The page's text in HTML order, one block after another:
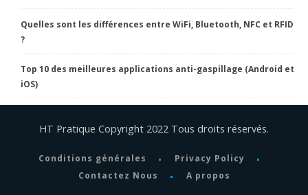
Quelles sont les différences entre WiFi, Bluetooth, NFC et RFID
?
Top 10 des meilleures applications anti-gaspillage (Android et
iOS)
HT Pratique Copyright 2022 Tous droits réservés.
Conditions générales
Privacy Policy
Contactez Nous
A propos